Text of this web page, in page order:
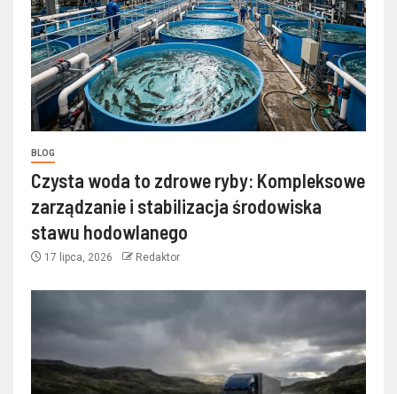
BLOG
Czysta woda to zdrowe ryby: Kompleksowe
zarządzanie i stabilizacja środowiska
stawu hodowlanego
17 lipca, 2026 Redaktor